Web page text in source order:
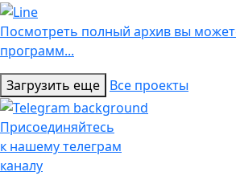
Посмотреть полный архив вы
программ...
Загрузить еще Все проекты
Присоединяйтесь
к нашему телеграм
каналу